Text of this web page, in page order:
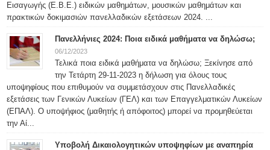
Εισαγωγής (Ε.Β.Ε.) ειδικών μαθημάτων, μουσικών μαθημάτων και
πρακτικών δοκιμασιών πανελλαδικών εξετάσεων 2024. ...
Πανελλήνιες 2024: Ποια ειδικά μαθήματα να δηλώσω;
06/12/2023
Τελικά ποια ειδικά μαθήματα να δηλώσω; Ξεκίνησε από
την Τετάρτη 29-11-2023 η δήλωση για όλους τους
υποψηφίους που επιθυμούν να συμμετάσχουν στις Πανελλαδικές
εξετάσεις των Γενικών Λυκείων (ΓΕΛ) και των Επαγγελματικών Λυκείων
(ΕΠΑΛ). Ο υποψήφιος (μαθητής ή απόφοιτος) μπορεί να προμηθεύεται
την Αί...
Υποβολή Δικαιολογητικών υποψηφίων με αναπηρία